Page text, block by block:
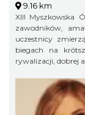
9.16 km
XIII Myszkowska
zawodników,
uczestnicy
biegach na
rywalizacji, dobrej